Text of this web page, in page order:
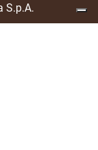
S.p.A.